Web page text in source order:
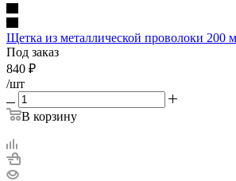
Щетка из металлической проволоки 200
Под заказ
840 ₽
/шт
В корзину